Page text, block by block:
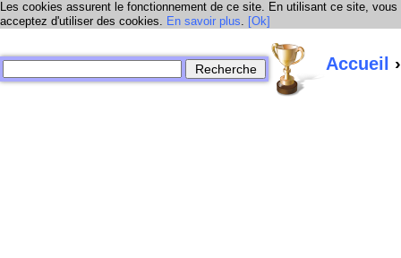
Les cookies assurent le fonctionnement de ce site. En utilisant ce site, vous
acceptez d'utiliser des cookies. En savoir plus. [Ok]
Accueil